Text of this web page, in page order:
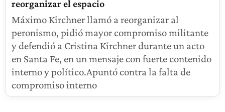
reorganizar el espacio
Máximo Kirchner llamó a reorganizar al
peronismo, pidió mayor compromiso militante
y defendió a Cristina Kirchner durante un acto
en Santa Fe, en un mensaje con fuerte contenido
interno y político.Apuntó contra la falta de
compromiso interno